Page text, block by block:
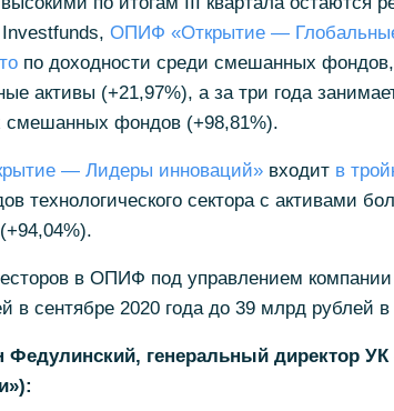
ОПИФ «Открытие —
по доходности среди смешанных
активы (+21,97%), а за три года
смешанных фондов (+98,81%).
— Лидеры инноваций»входит в
технологического сектора с активами
в ОПИФ под управлением
в сентябре 2020 года до 39 млрд рублей в
Федулинский, генеральный директор